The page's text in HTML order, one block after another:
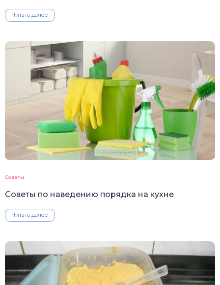
Читать далее
Советы
Советы по наведению порядка на кухне
Читать далее